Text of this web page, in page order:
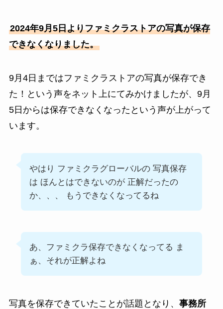
2024年9月5日よりファミクラストアの写真が保存
できなくなりました。
9月4日まではファミクラストアの写真が保存でき
た！という声をネット上にてみかけましたが、9月
5日からは保存できなくなったという声が上がって
います。
やはり ファミクラグローバルの 写真保存
は ほんとはできないのが 正解だったの
か、、、 もうできなくなってるね
あ、ファミクラ保存できなくなってる ま
ぁ、それが正解よね
写真を保存できていたことが話題となり、 事務所